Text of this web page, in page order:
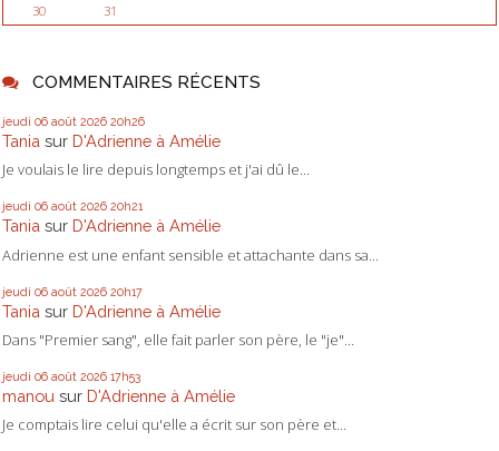
30
31
COMMENTAIRES RÉCENTS
jeudi 06 août 2026 20h26
Tania sur D'Adrienne à Amélie
Je voulais le lire depuis longtemps et j'ai dû le...
jeudi 06 août 2026 20h21
Tania sur D'Adrienne à Amélie
Adrienne est une enfant sensible et attachante dans sa...
jeudi 06 août 2026 20h17
Tania sur D'Adrienne à Amélie
Dans "Premier sang", elle fait parler son père, le "je"...
jeudi 06 août 2026 17h53
manou sur D'Adrienne à Amélie
Je comptais lire celui qu'elle a écrit sur son père et...